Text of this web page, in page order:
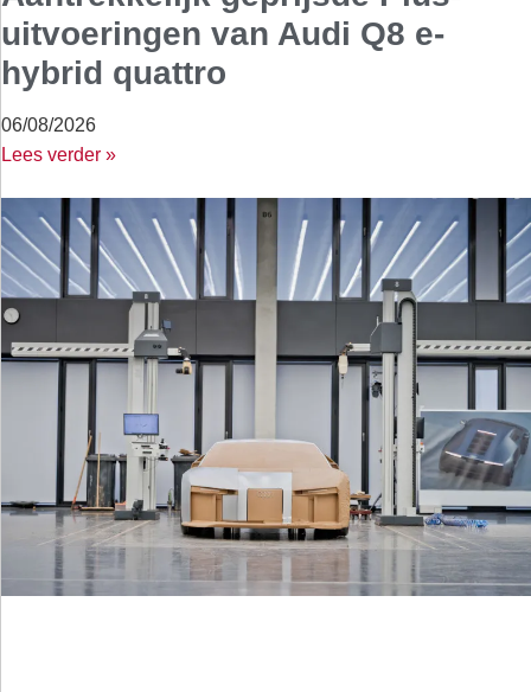
uitvoeringen van Audi Q8 e-
hybrid quattro
06/08/2026
Lees verder »